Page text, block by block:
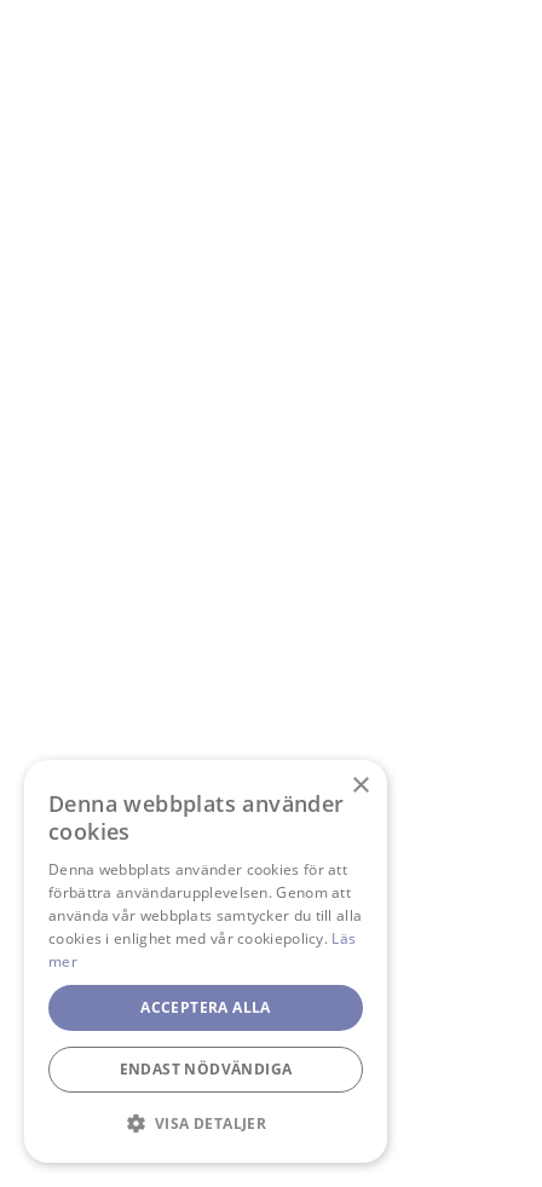
×
Denna webbplats använder
cookies
Denna webbplats använder cookies för att
förbättra användarupplevelsen. Genom att
använda vår webbplats samtycker du till alla
cookies i enlighet med vår cookiepolicy. Läs
mer
ACCEPTERA ALLA
ENDAST NÖDVÄNDIGA
VISA DETALJER